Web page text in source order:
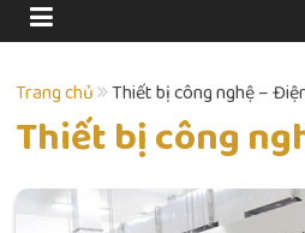
Trang chủ Thiết bị công nghệ –
Thiết bị công